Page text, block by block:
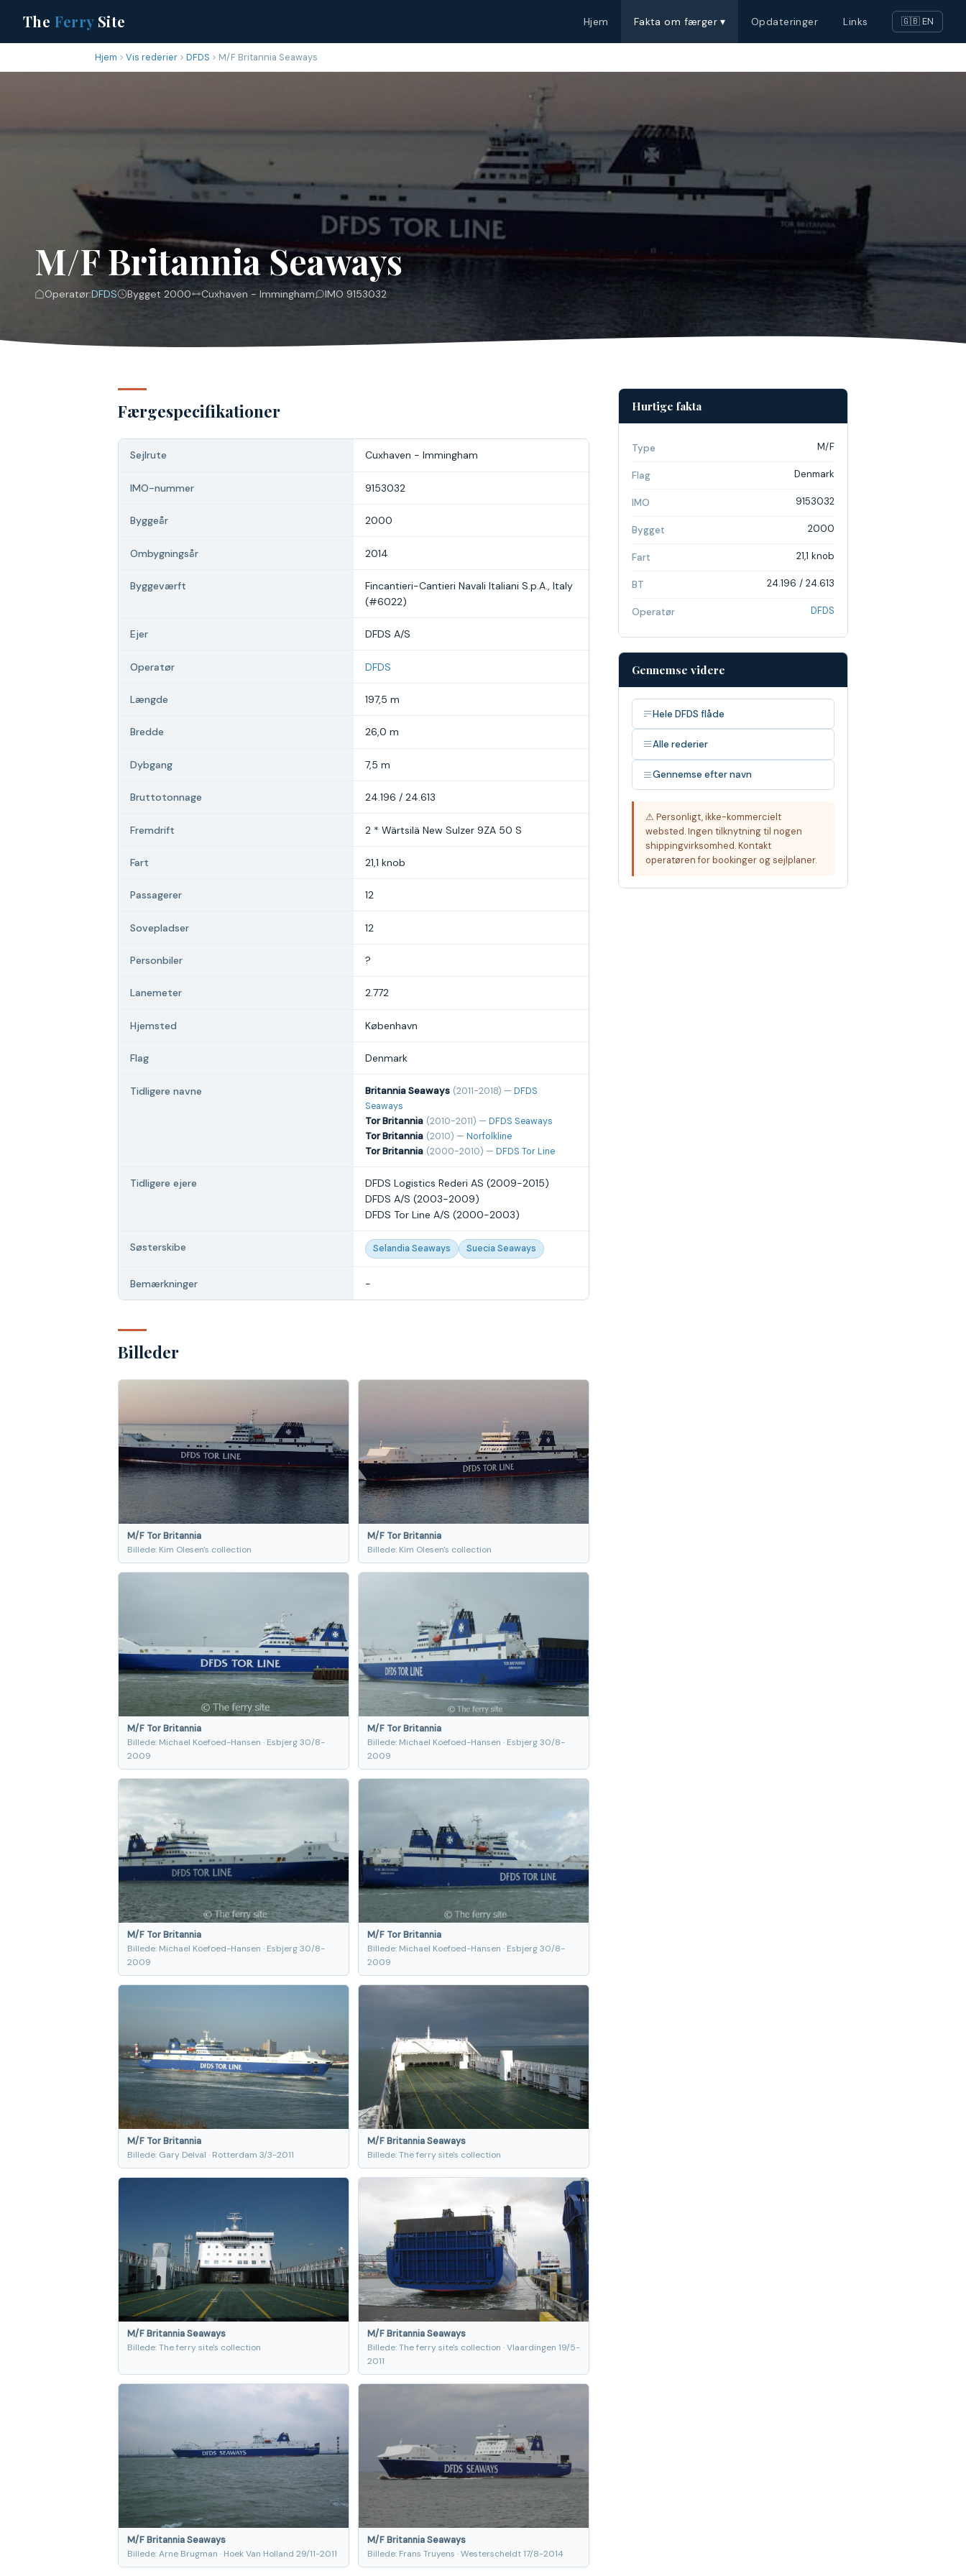
The FerrySite Hjem Fakta om færger ▾ Opdateringer Links 🇬🇧 EN
Hjem Vis rederier DFDS M/F Britannia Seaways
M/F Britannia Seaways
Operatør:DFDS Bygget 2000 Cuxhaven - Immingham IMO 9153032
Færgespecifikationer
Sejlrute Cuxhaven - Immingham
IMO-nummer 9153032
Byggeår 2000
Ombygningsår 2014
Byggeværft
Fincantieri-Cantieri Navali Italiani S.p.A., Italy
(#6022)
Ejer DFDS A/S
Operatør DFDS
Længde 197,5 m
Bredde 26,0 m
Dybgang 7,5 m
Bruttotonnage 24.196 / 24.613
Fremdrift 2 * Wärtsilä New Sulzer 9ZA 50 S
Fart 21,1 knob
Passagerer 12
Sovepladser 12
Personbiler ?
Lanemeter 2.772
Hjemsted København
Flag Denmark
Tidligere navne Britannia Seaways (2011-2018) — DFDS
Seaways
Tor Britannia (2010-2011) — DFDS Seaways
Tor Britannia (2010) — Norfolkline
Tor Britannia (2000-2010) — DFDS Tor Line
Tidligere ejere
DFDS Logistics Rederi AS (2009-2015)
DFDS A/S (2003-2009)
DFDS Tor Line A/S (2000-2003)
Søsterskibe Selandia Seaways Suecia Seaways
Bemærkninger -
Billeder
M/F Tor Britannia
Billede: Kim Olesen's collection
M/F Tor Britannia
Billede: Kim Olesen's collection
M/F Tor Britannia
Billede: Michael Koefoed-Hansen · Esbjerg 30/8-
2009
M/F Tor Britannia
Billede: Michael Koefoed-Hansen · Esbjerg 30/8-
2009
M/F Tor Britannia
Billede: Michael Koefoed-Hansen · Esbjerg 30/8-
2009
M/F Tor Britannia
Billede: Michael Koefoed-Hansen · Esbjerg 30/8-
2009
M/F Tor Britannia
Billede: Gary Delval · Rotterdam 3/3-2011
M/F Britannia Seaways
Billede: The ferry site's collection
M/F Britannia Seaways
Billede: The ferry site's collection
M/F Britannia Seaways
Billede: The ferry site's collection · Vlaardingen 19/5-
2011
M/F Britannia Seaways
Billede: Arne Brugman · Hoek Van Holland 29/11-2011
M/F Britannia Seaways
Billede: Frans Truyens · Westerscheldt 17/8-2014
Hurtige fakta
Type M/F
Flag Denmark
IMO 9153032
Bygget 2000
Fart 21,1 knob
BT 24.196 / 24.613
Operatør DFDS
Gennemse videre
Hele DFDS flåde
Alle rederier
Gennemse efter navn
⚠ Personligt, ikke-kommercielt
websted. Ingen tilknytning til nogen
shippingvirksomhed. Kontakt
operatøren for bookinger og sejlplaner.